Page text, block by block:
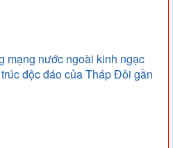
mạng nước ngoài kinh ngạc
độc đáo của Tháp Đôi gần